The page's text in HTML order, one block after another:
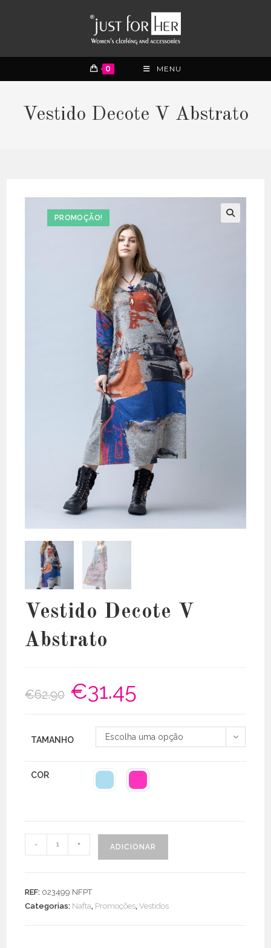
0 MENU
Vestido Decote V Abstrato
PROMOÇÃO!
Vestido Decote V
Abstrato
€62.90
O
preço
original
€31.45
TAMANHO Escolha uma opção
COR
Quantidade
de
- + ADICIONAR
REF: 023499 NFPT
Categorias: Nafta, Promoções,Vestidos